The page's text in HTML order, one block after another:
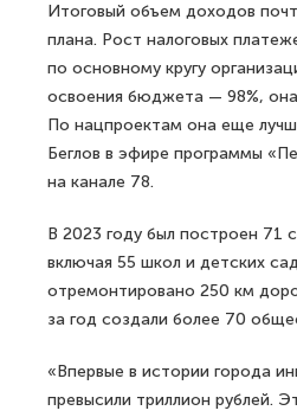
Итоговый объем доходов
плана. Рост налоговых
по основному кругу
освоения бюджета — 98%,
По нацпроектам она еще
Беглов в эфире программы
на канале 78.
В 2023 году был построен 71
включая 55 школ и детских
отремонтировано 250 км
за год создали более 70
«Впервые в истории города
превысили триллион рублей.